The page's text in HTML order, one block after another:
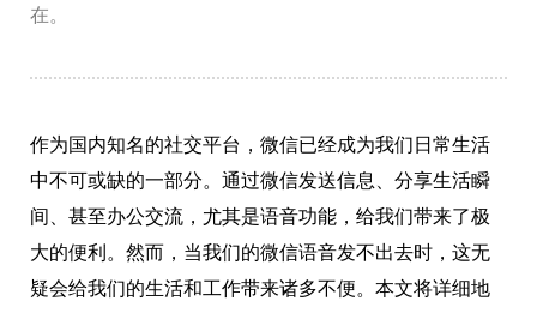
在。
作为国内知名的社交平台，微信已经成为我们日常生活
中不可或缺的一部分。通过微信发送信息、分享生活瞬
间、甚至办公交流，尤其是语音功能，给我们带来了极
大的便利。然而，当我们的微信语音发不出去时，这无
疑会给我们的生活和工作带来诸多不便。本文将详细地